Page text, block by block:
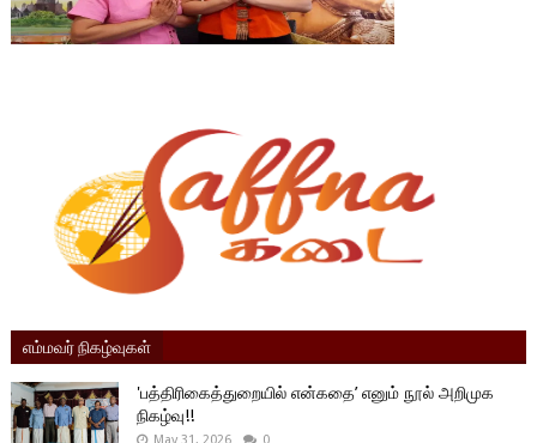
எம்மவர் நிகழ்வுகள்
'பத்திரிகைத்துறையில் என்கதை’ எனும் நூல் அறிமுக
நிகழ்வு!!
May 31, 2026 0